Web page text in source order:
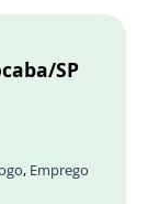
SP
, Emprego